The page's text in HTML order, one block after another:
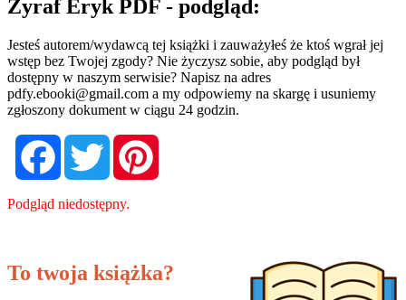
Żyraf Eryk PDF - podgląd:
Jesteś autorem/wydawcą tej książki i zauważyłeś że ktoś wgrał jej
wstęp bez Twojej zgody? Nie życzysz sobie, aby podgląd był
dostępny w naszym serwisie? Napisz na adres
pdfy.ebooki@gmail.com a my odpowiemy na skargę i usuniemy
zgłoszony dokument w ciągu 24 godzin.
FacebookTwitter
Podgląd niedostępny.
To twoja książka?